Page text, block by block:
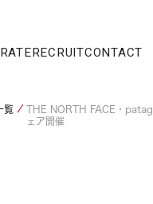
RECRUITCONTACT
覧
THE NORTH FACE・
ェア開催